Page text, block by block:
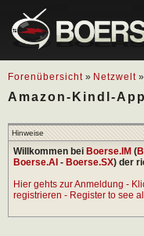
Forenübersicht » Netzwelt »
Amazon-Kindl-
Hinweise
Willkommen bei Boerse.IM (
Boerse.AI - Boerse.SX) der
Hier gehts zur Anmeldung -
registrieren - Register to see